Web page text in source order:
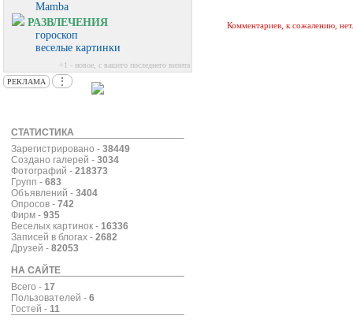
Mamba
РАЗВЛЕЧЕНИЯ
гороскоп
веселые картинки
+1 - новое, с вашего последнего визита
РЕКЛАМА
⋮
СТАТИСТИКА
Зарегистрировано - 38449
Создано галерей - 3034
Фотографий - 218373
Групп - 683
Объявлений - 3404
Опросов - 742
Фирм - 935
Веселых картинок - 16336
Записей в блогах - 2682
Друзей - 82053
НА САЙТЕ
Всего - 17
Пользователей - 6
Гостей - 11
Комментариев, к сожалению, нет.